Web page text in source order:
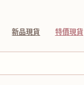
新品現貨 特價現貨